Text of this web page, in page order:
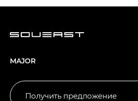
Получить предложение
MAJOR